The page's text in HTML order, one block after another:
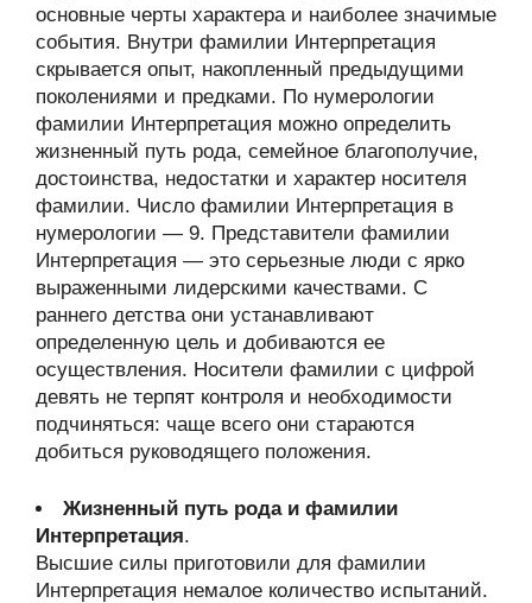
основные черты характера и наиболее значимые
события. Внутри фамилии Интерпретация
скрывается опыт, накопленный предыдущими
поколениями и предками. По нумерологии
фамилии Интерпретация можно определить
жизненный путь рода, семейное благополучие,
достоинства, недостатки и характер носителя
фамилии. Число фамилии Интерпретация в
нумерологии — 9. Представители фамилии
Интерпретация — это серьезные люди с ярко
выраженными лидерскими качествами. С
раннего детства они устанавливают
определенную цель и добиваются ее
осуществления. Носители фамилии с цифрой
девять не терпят контроля и необходимости
подчиняться: чаще всего они стараются
добиться руководящего положения.
Жизненный путь рода и фамилии
Интерпретация.
Высшие силы приготовили для фамилии
Интерпретация немалое количество испытаний.